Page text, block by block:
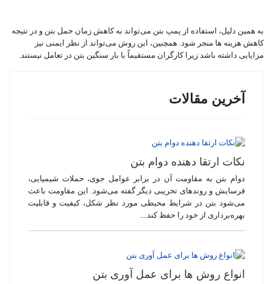
به همین دلیل، استفاده از پمپ بتن می‌تواند به کاهش زمان حمل بتن و در نتیجه
کاهش هزینه‌ ها منجر شود. همچنین، این روش می‌تواند از نظر ایمنی نیز
مزایایی داشته باشد زیرا کارگران مستقیماً با بار سنگین بتن در تعامل نیستند.
آخرین مقالات
نکات ارتقا دهنده دوام بتن
دوام بتن به مقاومت آن در برابر عوامل جوی، حملات شیمیایی،
فرسایش و روندهای تخریبی دیگر گفته می‌شود. این مقاومت باعث
می‌شود بتن در شرایط محیطی مورد نظر شکل، کیفیت و قابلیت
بهره‌برداری از خود را حفظ کند....
انواع روش ها برای عمل آوری بتن